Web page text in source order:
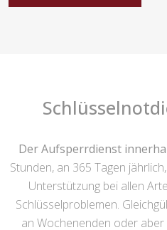
Der Aufsperrdienst
Stunden, an 365 Tagen
Unterstützung bei allen
Schlüsselproblemen.
an Wochenenden oder